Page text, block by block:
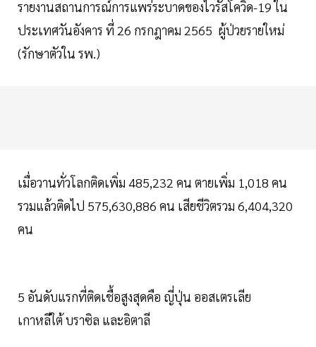
รายงานสถานการณ์การแพร่ระบาดของไวรัสโควิด-19 ใน
ประเทศวันอังคาร ที่ 26 กรกฎาคม 2565 ผู้ป่วยรายใหม่
(รักษาตัวใน รพ.)
เมื่อวานทั่วโลกติดเพิ่ม 485,232 คน ตายเพิ่ม 1,018 คน
รวมแล้วติดไป 575,630,886 คน เสียชีวิตรวม 6,404,320
คน
5 อันดับแรกที่ติดเชื้อสูงสุดคือ ญี่ปุ่น ออสเตรเลีย
เกาหลีใต้ บราซิล และอิตาลี